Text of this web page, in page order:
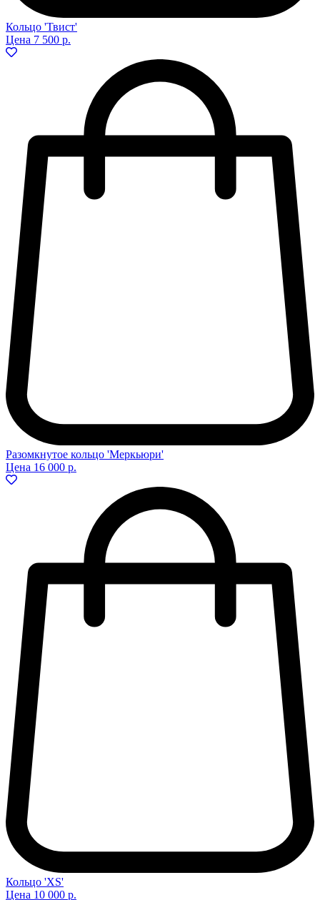
Кольцо 'Твист'
Цена 7 500 р.
Разомкнутое кольцо 'Меркьюри'
Цена 16 000 р.
Кольцо 'XS'
Цена 10 000 р.